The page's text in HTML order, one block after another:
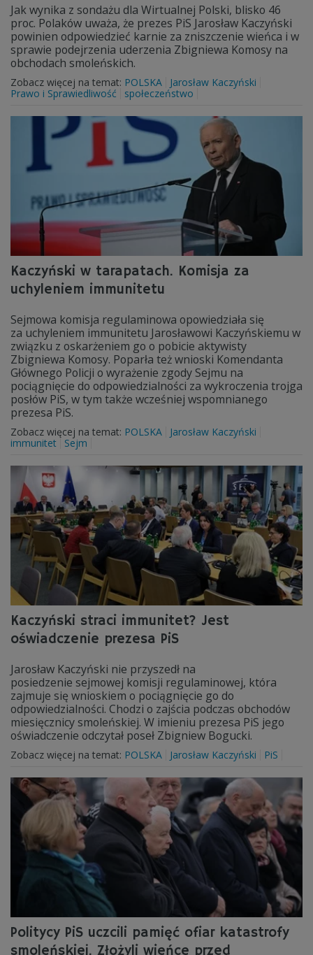
Jak wynika z sondażu dla Wirtualnej Polski, blisko 46
proc. Polaków uważa, że prezes PiS Jarosław Kaczyński
powinien odpowiedzieć karnie za zniszczenie wieńca i w
sprawie podejrzenia uderzenia Zbigniewa Komosy na
obchodach smoleńskich.
Zobacz więcej na temat: POLSKA
Jarosław Kaczyński
Prawo i Sprawiedliwość
społeczeństwo
Kaczyński w tarapatach. Komisja za
uchyleniem immunitetu
Sejmowa komisja regulaminowa opowiedziała się
za uchyleniem immunitetu Jarosławowi Kaczyńskiemu w
związku z oskarżeniem go o pobicie aktywisty
Zbigniewa Komosy. Poparła też wnioski Komendanta
Głównego Policji o wyrażenie zgody Sejmu na
pociągnięcie do odpowiedzialności za wykroczenia trojga
posłów PiS, w tym także wcześniej wspomnianego
prezesa PiS.
Zobacz więcej na temat: POLSKA
Jarosław Kaczyński
immunitet
Sejm
Kaczyński straci immunitet? Jest
oświadczenie prezesa PiS
Jarosław Kaczyński nie przyszedł na
posiedzenie sejmowej komisji regulaminowej, która
zajmuje się wnioskiem o pociągnięcie go do
odpowiedzialności. Chodzi o zajścia podczas obchodów
miesięcznicy smoleńskiej. W imieniu prezesa PiS jego
oświadczenie odczytał poseł Zbigniew Bogucki.
Zobacz więcej na temat: POLSKA Jarosław Kaczyński PiS
Politycy PiS uczcili pamięć ofiar katastrofy
smoleńskiej. Złożyli wieńce przed